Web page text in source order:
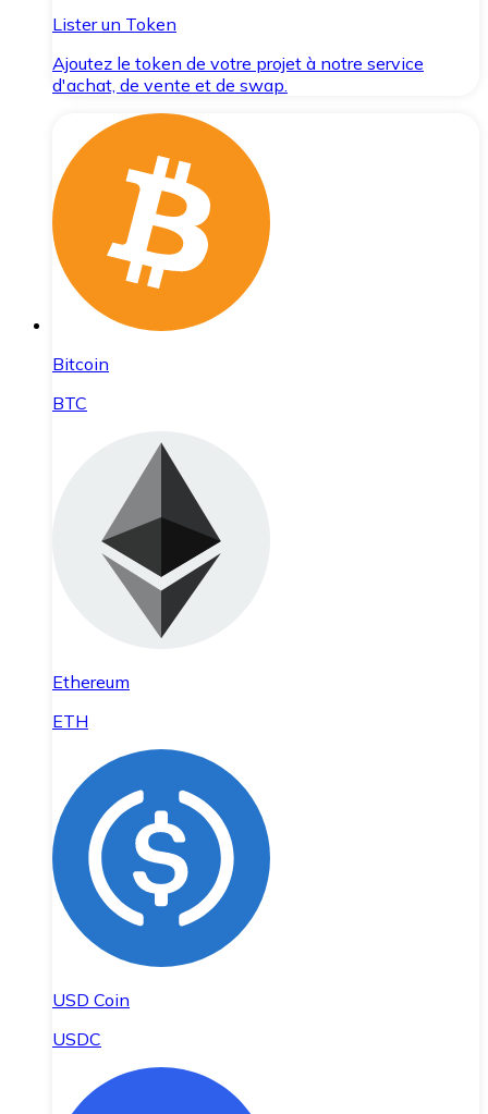
Lister un Token
Ajoutez le token de votre projet à notre service
d'achat, de vente et de swap.
Bitcoin
BTC
Ethereum
ETH
USD Coin
USDC